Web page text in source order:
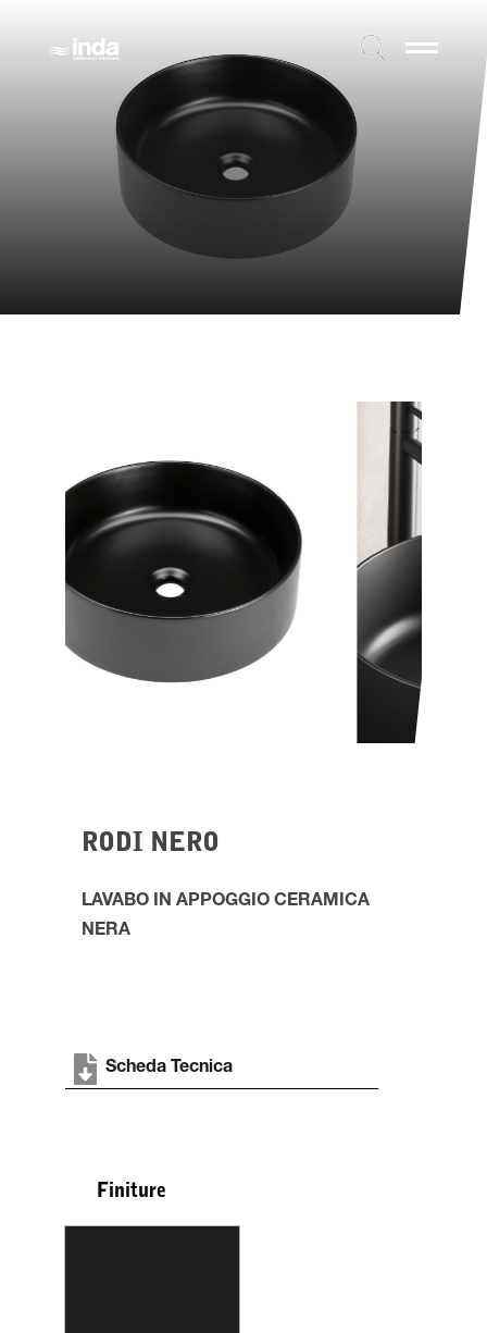
RODI NERO
LAVABO IN APPOGGIO CERAMICA
NERA
Scheda Tecnica
Finiture